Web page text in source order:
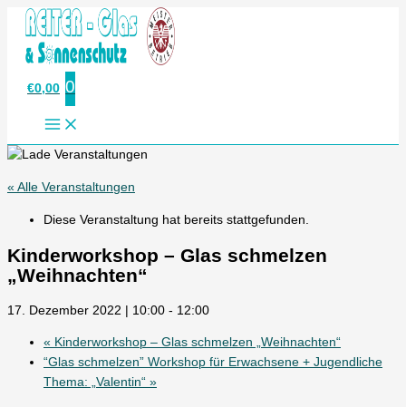
Zum
Inhalt
springen
€0,00 0
« Alle Veranstaltungen
Diese Veranstaltung hat bereits stattgefunden.
Kinderworkshop – Glas schmelzen
„Weihnachten“
17. Dezember 2022 | 10:00 - 12:00
« Kinderworkshop – Glas schmelzen „Weihnachten“
“Glas schmelzen” Workshop für Erwachsene + Jugendliche
Thema: „Valentin“ »